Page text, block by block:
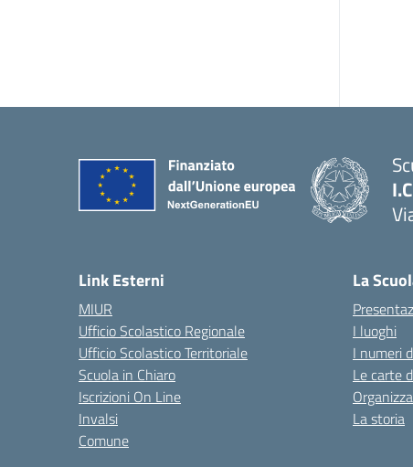
Link Esterni
MIUR
Ufficio Scolastico Regionale
Ufficio Scolastico Territoriale
Scuola in Chiaro
Iscrizioni On Line
Invalsi
Comune
La
I luoghi
I numeri
Le carte
La storia